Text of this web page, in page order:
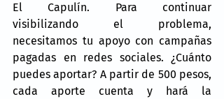
El Capulín. Para continuar
visibilizando el problema,
necesitamos tu apoyo con campañas
pagadas en redes sociales. ¿Cuánto
puedes aportar? A partir de 500 pesos,
cada aporte cuenta y hará la